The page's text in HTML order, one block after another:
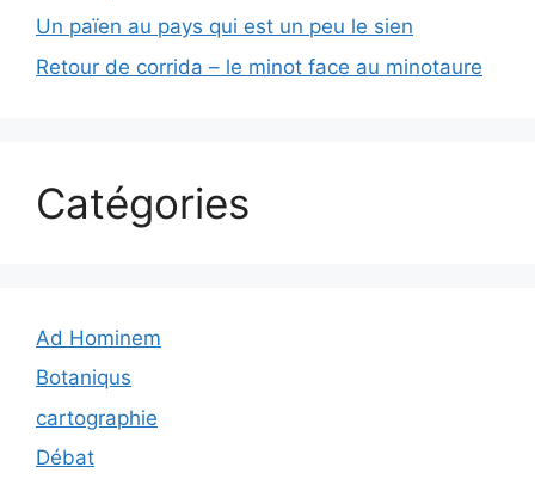
Un païen au pays qui est un peu le sien
Retour de corrida – le minot face au minotaure
Catégories
Ad Hominem
Botaniqus
cartographie
Débat